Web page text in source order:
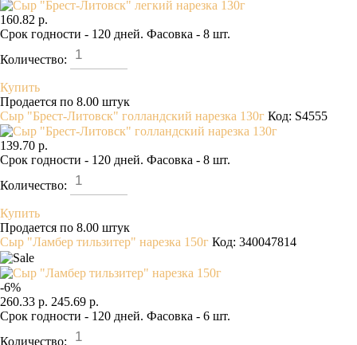
160.82 р.
Срок годности - 120 дней. Фасовка - 8 шт.
Количество:
Купить
Продается по 8.00 штук
Сыр "Брест-Литовск" голландский нарезка 130г Код: S4555
139.70 р.
Срок годности - 120 дней. Фасовка - 8 шт.
Количество:
Купить
Продается по 8.00 штук
Сыр "Ламбер тильзитер" нарезка 150г Код: 340047814
-6%
260.33 р. 245.69 р.
Срок годности - 120 дней. Фасовка - 6 шт.
Количество: